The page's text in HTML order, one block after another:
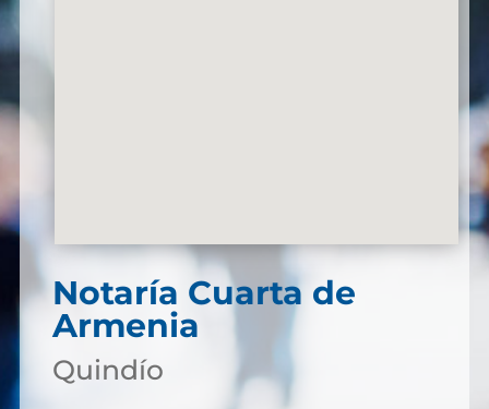
Notaría Cuarta de
Armenia
Quindío